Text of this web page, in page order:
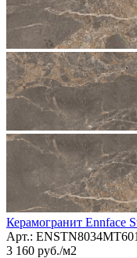
Керамогранит Ennface
Арт.:
3 160 руб./м2